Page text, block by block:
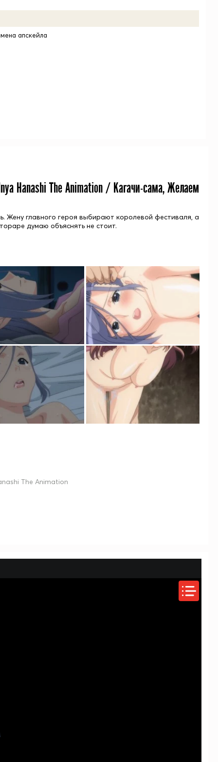
апскейла
Hanashi The Animation / Кагачи-сама, Желаем
Жену главного героя выбирают королевой фестиваля, а
думаю объяснять не стоит.
The Animation